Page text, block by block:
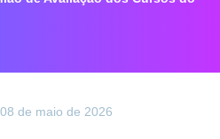
de maio de 2026